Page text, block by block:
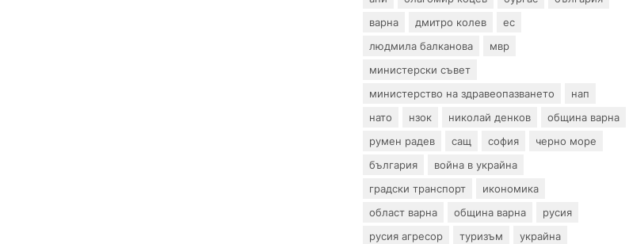
варна
дмитро колев
ес
людмила балканова
мвр
министерски съвет
министерство на здравеопазването
нап
нато
нзок николай денков
община варна
румен радев
сащ софия
черно море
българия
война в украйна
градски транспорт
икономика
област варна
община варна
русия
русия агресор
туризъм украйна